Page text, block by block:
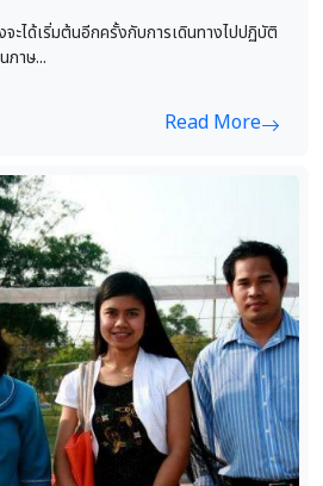
ะได้เริ่มต้นอีกครั้งกับการเดินทางไปปฏิบัติ
ภาษ...
Read More